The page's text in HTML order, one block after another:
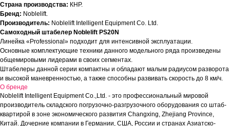
Страна производства: КНР.
Бренд: Noblelift.
Производитель: Noblelift Intelligent Equipment Co. Ltd.
Самоходный штабелер Noblelift PS20N
Линейка «Professional» подходит для интенсивной эксплуатации.
Основные комплектующие техники данного модельного ряда произведены
общемировыми лидерами в своих сегментах.
Штабелеры данной серии компактны и обладают малым радиусом разворота
и высокой маневренностью, а также способны развивать скорость до 8 км/ч.
О бренде
Noblelift Intelligent Equipment Co.,Ltd. - это профессиональный мировой
производитель складского погрузочно-разгрузочного оборудования со штаб-
квартирой в зоне экономического развития Changxing, Zhejiang Province,
Китай. Дочерние компании в Германии, США, России и странах Азиатско-